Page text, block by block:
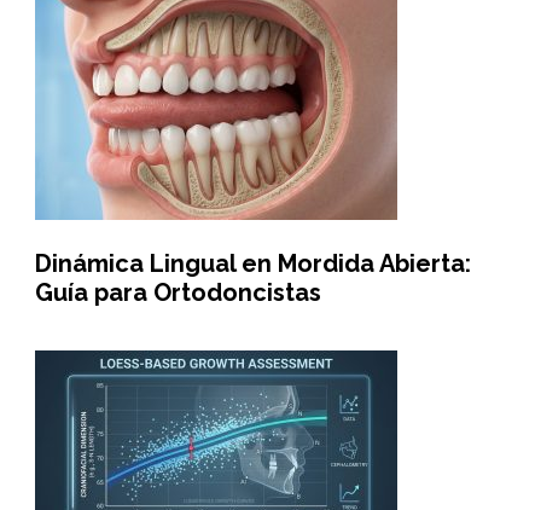
Dinámica Lingual en Mordida Abierta:
Guía para Ortodoncistas